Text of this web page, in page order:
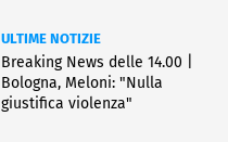
ULTIME NOTIZIE
Breaking News delle 14.00 |
Bologna, Meloni: "Nulla
giustifica violenza"